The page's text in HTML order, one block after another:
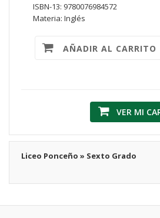
ISBN-13: 9780076984572
Materia: Inglés
AÑADIR AL CARRITO
VER MI
Liceo Ponceño » Sexto Grado